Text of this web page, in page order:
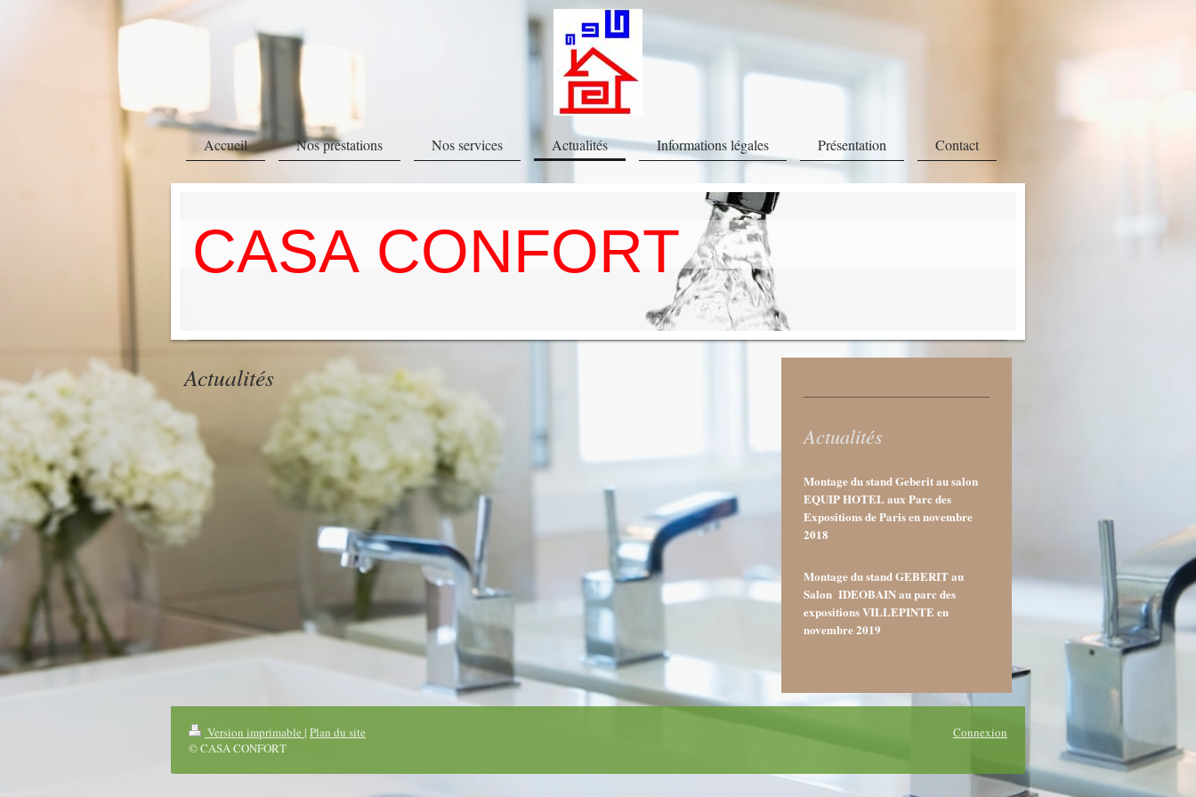
Accueil Nos prestations Nos services Actualités Informations légales Présentation Contact
CASA CONFORT
Actualités
Actualités
Montage du stand Geberit au salon
EQUIP HOTEL aux Parc des
Expositions de Paris en novembre
2018
Montage du stand GEBERIT au
Salon IDEOBAIN au parc des
expositions VILLEPINTE en
novembre 2019
Version imprimable | Plan du site
© CASA CONFORT
Connexion